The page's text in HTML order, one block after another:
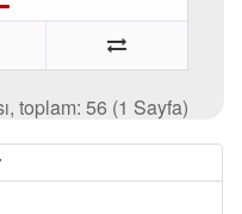
toplam: 56 (1 Sayfa)